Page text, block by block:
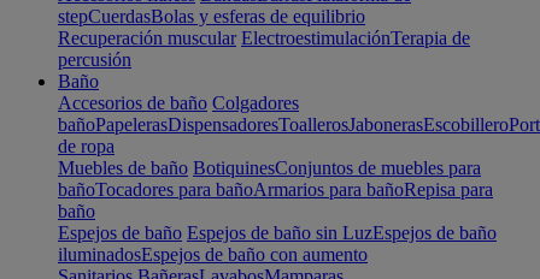
stepCuerdasBolas y esferas de equilibrio
Recuperación muscular ElectroestimulaciónTerapia de
percusión
Baño
Accesorios de baño Colgadores
bañoPapelerasDispensadoresToallerosJabonerasEscobillero
de ropa
Muebles de baño BotiquinesConjuntos de muebles para
bañoTocadores para bañoArmarios para bañoRepisa para
baño
Espejos de baño Espejos de baño sin LuzEspejos de baño
iluminadosEspejos de baño con aumento